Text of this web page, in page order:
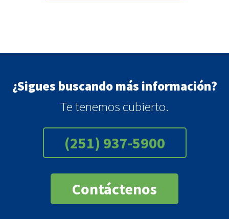
¿Sigues buscando más información?
Te tenemos cubierto.
(251) 937-5900
Contáctenos